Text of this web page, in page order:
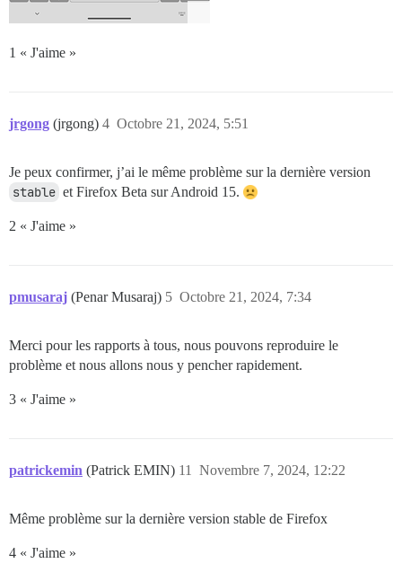
1 « J'aime »
jrgong (jrgong) Octobre 21, 2024, 5:51
4
Je peux confirmer, j’ai le même problème sur la dernière version
stable et Firefox Beta sur Android 15.
2 « J'aime »
pmusaraj (Penar Musaraj) Octobre 21, 2024, 7:34
5
Merci pour les rapports à tous, nous pouvons reproduire le
problème et nous allons nous y pencher rapidement.
3 « J'aime »
patrickemin (Patrick EMIN) Novembre 7, 2024, 12:22
11
Même problème sur la dernière version stable de Firefox
4 « J'aime »